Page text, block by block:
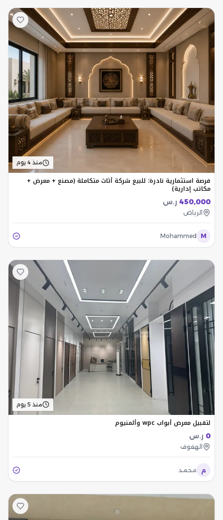
منذ 4 يوم
فرصة استثمارية نادرة: للبيع شركة أثاث متكاملة (مصنع + معرض +
مكاتب إدارية)
450,000 ر.س
الرياض
M
Mohammed
منذ 5 يوم
لتقبيل معرض أبواب wpc وألمنيوم
0 ر.س
الهفوف
م محمد